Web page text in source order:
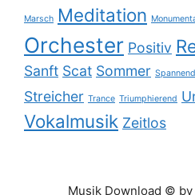
Marsch Meditation
Orchester Positiv
Sanft Scat Sommer Spannend
Streicher Trance Triumphierend
Vokalmusik Zeitlos
Musik Download ©